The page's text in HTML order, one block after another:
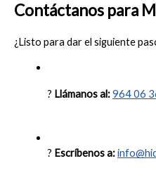
Contáctanos para
¿Listo para dar el siguiente
? Llámanos al:964 06
? Escríbenos a: